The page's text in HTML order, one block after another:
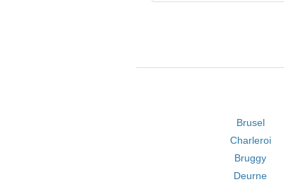
Brusel
Charleroi
Bruggy
Deurne